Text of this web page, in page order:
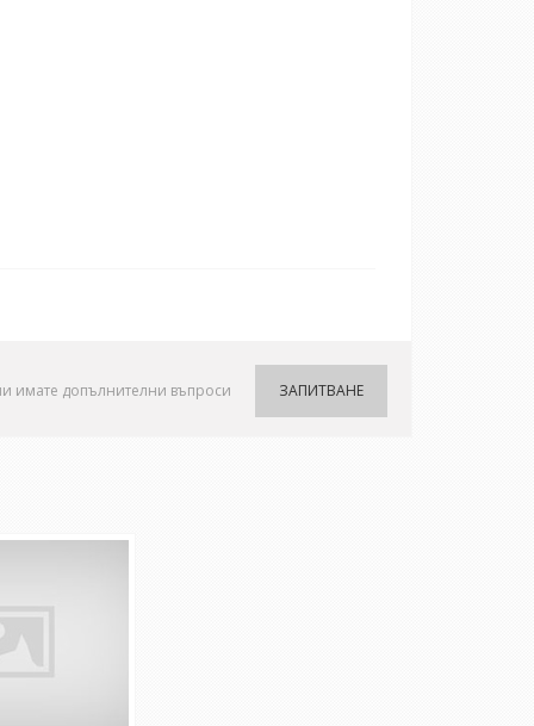
ЗАПИТВАНЕ
имате допълнителни въпроси